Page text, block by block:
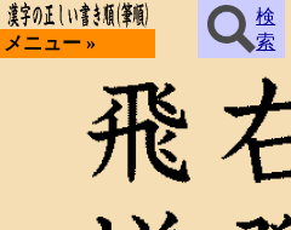
メニュー »
検
索